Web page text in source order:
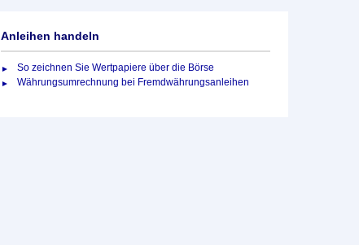
Anleihen handeln
So zeichnen Sie Wertpapiere über die Börse
Währungsumrechnung bei Fremdwährungsanleihen